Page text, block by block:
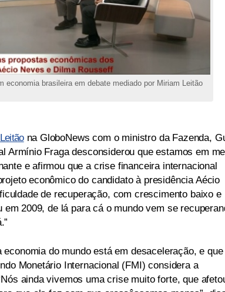
economia brasileira em debate mediado por Miriam Leitão
na GloboNews com o ministro da Fazenda,
Armínio Fraga desconsiderou que estamos em
e afirmou que a crise financeira internacional
econômico do candidato à presidência Aécio
de recuperação, com crescimento baixo e
2009, de lá para cá o mundo vem se
do mundo está em desaceleração, e que
Monetário Internacional (FMI) considera a
ainda vivemos uma crise muito forte, que